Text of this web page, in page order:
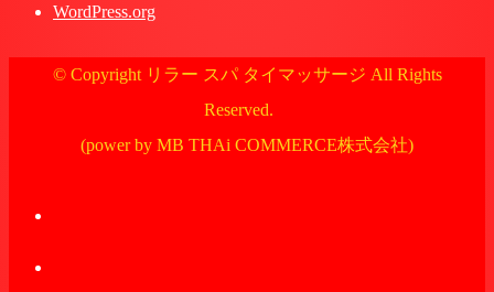
WordPress.org
© Copyright リラー スパ タイマッサージ All Rights
Reserved.
(power by MB THAi COMMERCE株式会社)